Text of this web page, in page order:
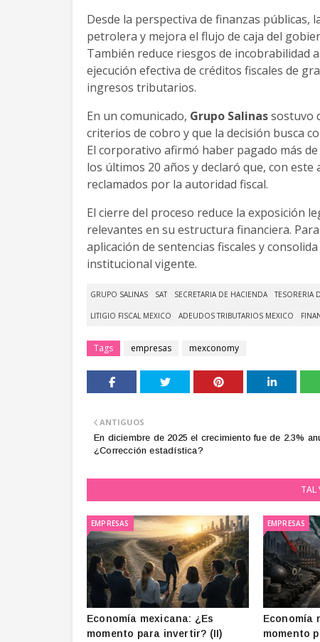
Desde la perspectiva de finanzas públicas,
petrolera y mejora el flujo de caja del
También reduce riesgos de incobrabilidad
ejecución efectiva de créditos fiscales de
ingresos tributarios.
En un comunicado, Grupo Salinassostuvo
criterios de cobro y que la decisión busca
El corporativo afirmó haber pagado más de
los últimos 20 años y declaró que, con
reclamados por la autoridad fiscal.
El cierre del proceso reduce la exposición
relevantes en su estructura financiera.
aplicación de sentencias fiscales y
institucional vigente.
GRUPO SALINAS SAT SECRETARIA DE HACIENDA TESORERIA
LITIGIO FISCAL MEXICO ADEUDOS TRIBUTARIOS MEXICO
Tags empresas mexconomy
ANTIGUOS
En diciembre de 2025 el crecimiento fue de 2.3%
¿Corrección estadística?
TAL
EMPRESAS
Economía mexicana: ¿Es
momento para invertir? (II)
EMPRESAS
Economía
momento